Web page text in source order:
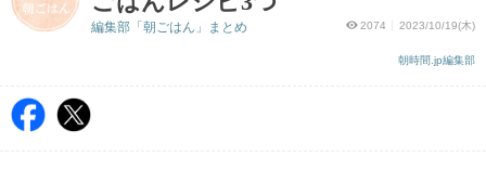
2074 2023/10/19(木)
朝時間.jp編集部
編集部「朝ごはん」まとめ